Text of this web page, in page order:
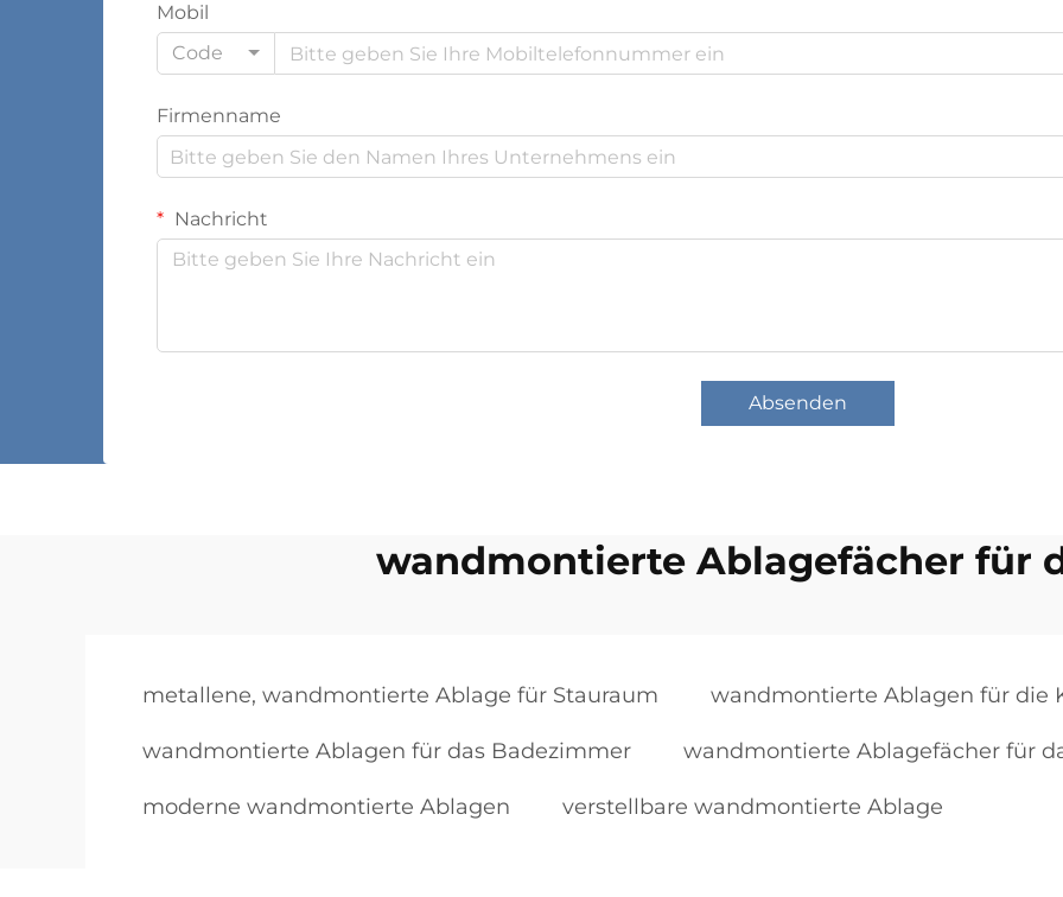
Mobil
Code
Firmenname
Nachricht
Absenden
wandmontierte Ablagefächer für
metallene, wandmontierte Ablage für Stauraum wandmontierte Ablagen für die
wandmontierte Ablagen für das Badezimmer wandmontierte Ablagefächer für
moderne wandmontierte Ablagen verstellbare wandmontierte Ablage